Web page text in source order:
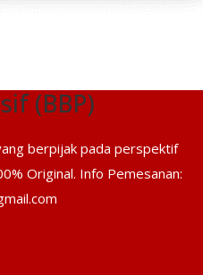
(BBP)
berpijak pada perspektif
Original. Info Pemesanan: